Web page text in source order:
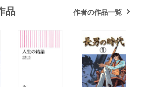
品 作者の作品一覧